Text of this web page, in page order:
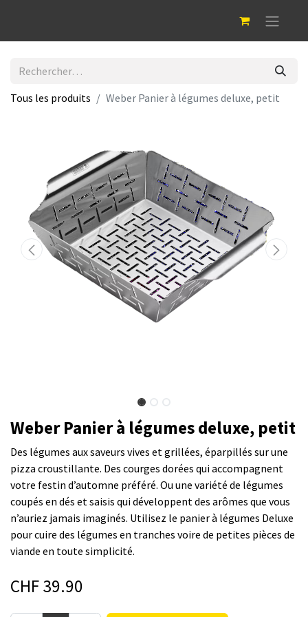
Tous les produits Weber Panier à légumes deluxe, petit
Weber Panier à légumes deluxe, petit
Des légumes aux saveurs vives et grillées, éparpillés sur une
pizza croustillante. Des courges dorées qui accompagnent
votre festin d’automne préféré. Ou une variété de légumes
coupés en dés et saisis qui développent des arômes que vous
n’auriez jamais imaginés. Utilisez le panier à légumes Deluxe
pour cuire des légumes en tranches voire de petites pièces de
viande en toute simplicité.
CHF39.90